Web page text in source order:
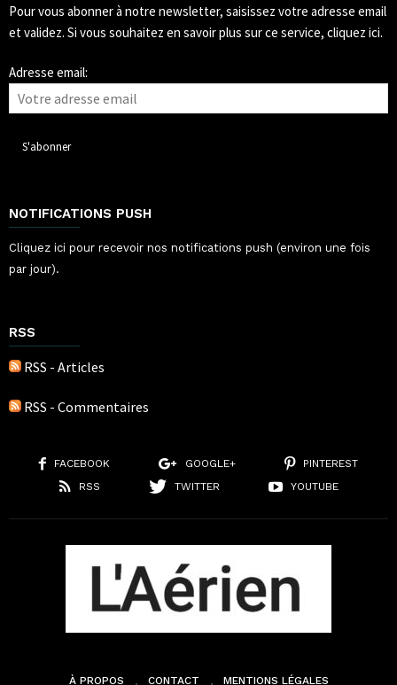
Pour vous abonner à notre newsletter, saisissez votre adresse email
et validez. Si vous souhaitez en savoir plus sur ce service, cliquez ici.
Adresse email:
NOTIFICATIONS PUSH
Cliquez ici pour recevoir nos notifications push (environ une fois
par jour).
RSS
RSS - Articles
RSS - Commentaires
FACEBOOK GOOGLE+
PINTEREST
RSS
TWITTER YOUTUBE
À PROPOS CONTACT MENTIONS LÉGALES